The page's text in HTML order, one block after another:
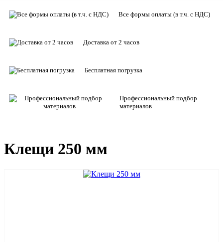
Все формы оплаты (в т.ч. с НДС)
Доставка от 2 часов
Бесплатная погрузка
Профессиональный подбор
материалов
Клещи 250 мм